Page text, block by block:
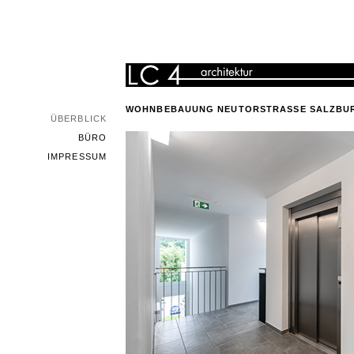
ÜBERBLICK
BÜRO
IMPRESSUM
WOHNBEBAUUNG NEUTORSTRASSE